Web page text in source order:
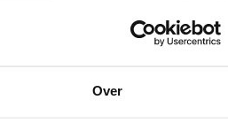
Over
Wijzigingen
Blog
Partners
Vacature